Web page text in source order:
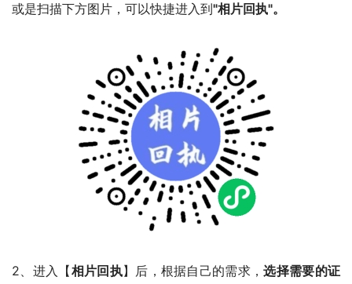
或是扫描下方图片，可以快捷进入到"相片回执"。
2、进入【相片回执】后，根据自己的需求，选择需要的证